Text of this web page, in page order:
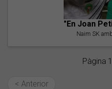
"En Joan
Naim SK
Pàgina
< Anterior